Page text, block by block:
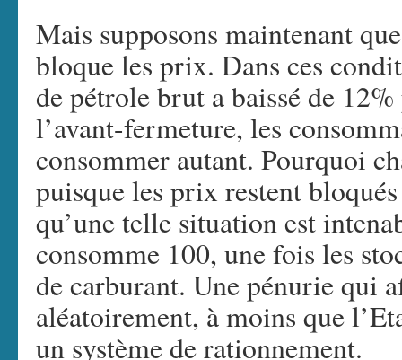
Mais supposons maintenant
bloque les prix. Dans ces
de pétrole brut a baissé de
l’avant-fermeture, les
consommer autant. Pourquoi
puisque les prix restent
qu’une telle situation est
consomme 100, une fois les
de carburant. Une pénurie qui
aléatoirement, à moins que
un système de rationnement.